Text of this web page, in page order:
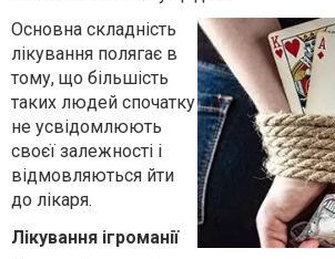
Основна складність
лікування полягає в
тому, що більшість
таких людей спочатку
не усвідомлюють
своєї залежності і
відмовляються йти
до лікаря.
Лікування ігроманії